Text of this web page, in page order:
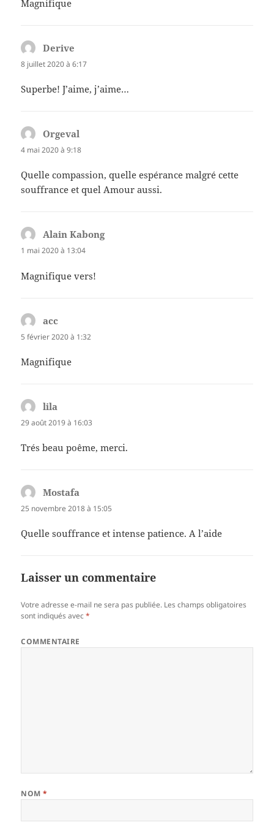
Magnifique
Derive
8 juillet 2020 à 6:17
Superbe! J’aime, j’aime…
Orgeval
4 mai 2020 à 9:18
Quelle compassion, quelle espérance malgré cette
souffrance et quel Amour aussi.
Alain Kabongdit :
1 mai 2020 à 13:04
Magnifique vers!
acc
5 février 2020 à 1:32
Magnifique
lila
29 août 2019 à 16:03
Trés beau poême, merci.
Mostafa
25 novembre 2018 à 15:05
Quelle souffrance et intense patience. A l’aide
Laisser un commentaire
Votre adresse e-mail ne sera pas publiée. Les champs obligatoires
sont indiqués avec*
COMMENTAIRE
NOM*